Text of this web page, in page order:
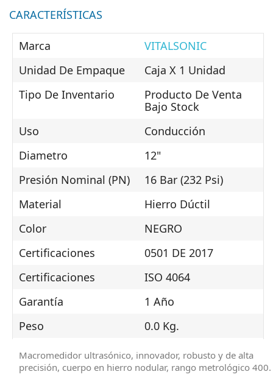
Macromedidor ultrasónico, innovador, robusto y de alta
precisión, cuerpo en hierro nodular, rango metrológico 400.
CARACTERÍSTICAS
Marca
VITALSONIC
Unidad De Empaque
Caja X 1 Unidad
Tipo De Inventario
Producto De Venta
Bajo Stock
Uso
Conducción
Diametro
12"
Presión Nominal (PN)
16 Bar (232 Psi)
Material
Hierro Dúctil
Color
NEGRO
Certificaciones
0501 DE 2017
Certificaciones
ISO 4064
Garantía
1 Año
Peso
0.0 Kg.
Medidas (Cm.)
Ancho: 46.0 X Alto:
59.0 X Profundidad
50.0